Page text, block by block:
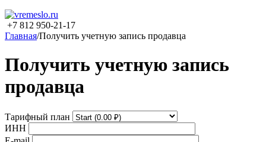
+7 812 950-21-17
Главная/Получить учетную запись продавца
Получить учетную запись
продавца
Тарифный план
ИНН